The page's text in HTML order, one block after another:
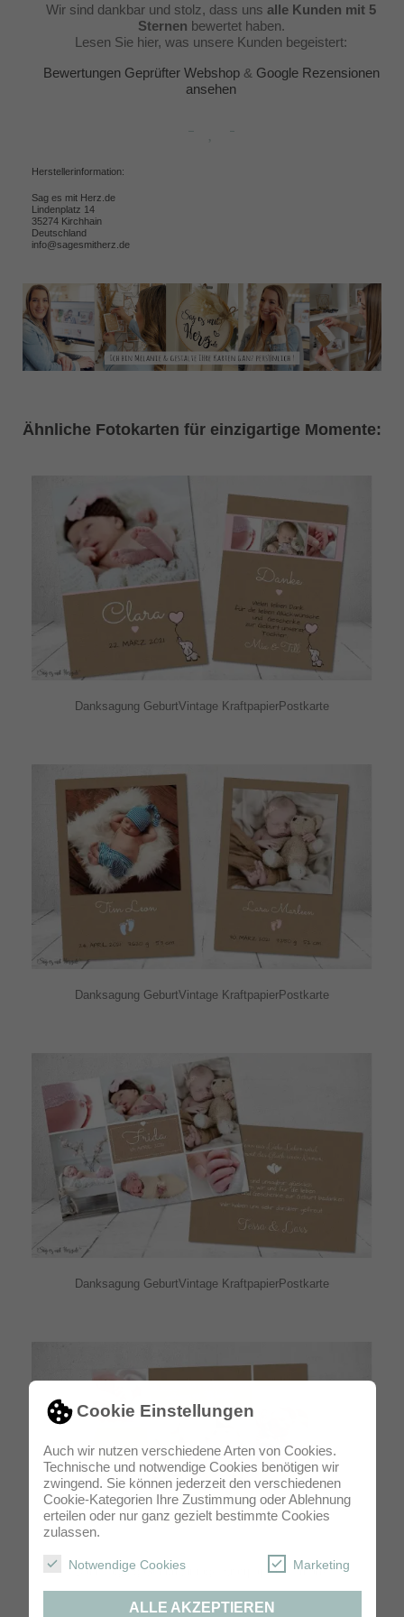
Cookie Einstellungen
Auch wir nutzen verschiedene Arten von Cookies.
Technische und notwendige Cookies benötigen wir
zwingend. Sie können jederzeit den verschiedenen
Cookie-Kategorien Ihre Zustimmung oder Ablehnung
erteilen oder nur ganz gezielt bestimmte Cookies
zulassen.
Notwendige Cookies Marketing
ALLE AKZEPTIEREN
Wir sind dankbar und stolz, dass uns alle Kunden mit 5
Sternen bewertet haben.
Lesen Sie hier, was unsere Kunden begeistert:
Bewertungen Geprüfter Webshop& Google Rezensionen
ansehen
Herstellerinformation:
Sag es mit Herz.de
Lindenplatz 14
35274 Kirchhain
Deutschland
info@sagesmitherz.de
Ähnliche Fotokarten für einzigartige Momente:
Danksagung GeburtVintage KraftpapierPostkarte
Danksagung GeburtVintage KraftpapierPostkarte
Danksagung GeburtVintage KraftpapierPostkarte
Danksagung GeburtVintage KraftpapierPostkarte